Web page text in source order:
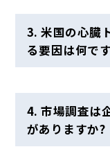
3. 米国の心臓
る要因は何で
4. 市場調査は
がありますか?